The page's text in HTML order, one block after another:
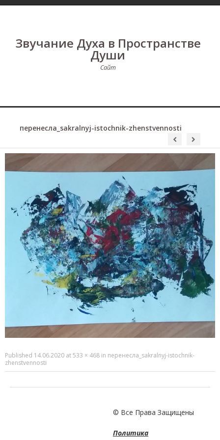
Звучание Духа в Пространстве
Души
Сайт
перенесла_sakralnyj-istochnik-zhenstvennosti
Published 14.06.2020 at533 × 468 in перенесла_sakralnyj-istochnik-
zhenstvennosti
© Все Права Защищены
Политика